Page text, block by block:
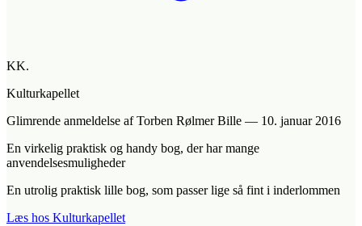
KK.
Kulturkapellet
Glimrende anmeldelse af Torben Rølmer Bille — 10. januar 2016
En virkelig praktisk og handy bog, der har mange
anvendelsesmuligheder
En utrolig praktisk lille bog, som passer lige så fint i inderlommen
Læs hos Kulturkapellet